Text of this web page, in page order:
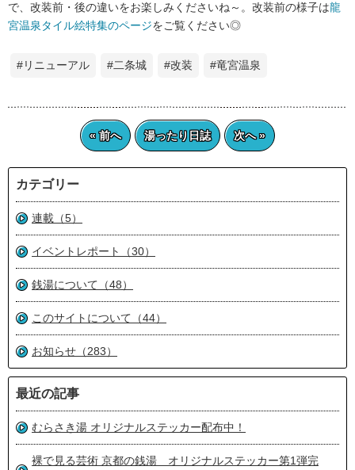
で、改装前・後の違いをお楽しみくださいね～。改装前の様子は龍
宮温泉タイル絵特集のページをご覧ください◎
#リニューアル #二条城 #改装 #竜宮温泉
« 前へ 湯ったり日誌 次へ »
カテゴリー
連載（5）
イベントレポート（30）
銭湯について（48）
このサイトについて（44）
お知らせ（283）
最近の記事
むらさき湯 オリジナルステッカー配布中！
裸で見る芸術 京都の銭湯 オリジナルステッカー第1弾完